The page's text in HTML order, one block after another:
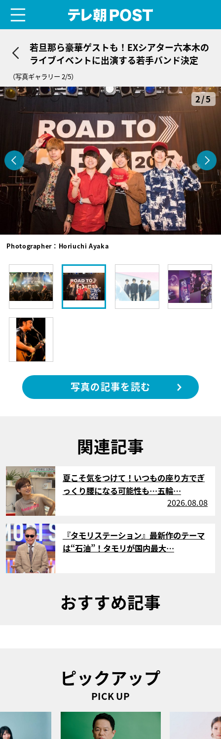
若旦那ら豪華ゲストも！EXシアター六本木の
ライブイベントに出演する若手バンド決定
（写真ギャラリー 2/5）
2/5
Photographer：Horiuchi Ayaka
写真の記事を読む
関連記事
サムネイル
夏こそ気をつけて！いつもの座り方でぎ
っくり腰になる可能性も…五輪…
2026.08.08
サムネイル
『タモリステーション』最新作のテーマ
は“石油”！タモリが国内最大…
おすすめ記事
ピックアップ
PICK UP